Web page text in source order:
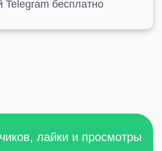
Telegram бесплатно
лайки и просмотры